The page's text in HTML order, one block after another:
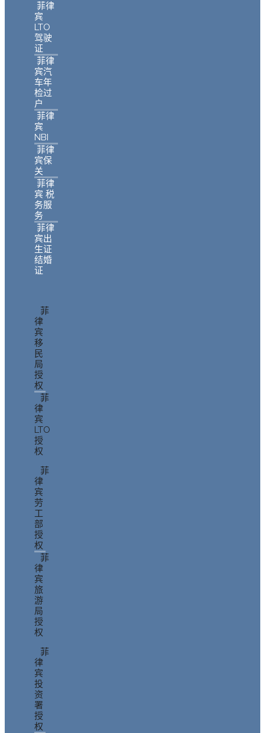
菲律
宾
LTO
驾驶
证
菲律
宾汽
车年
检过
户
菲律
宾
NBI
菲律
宾保
关
菲律
宾 税
务服
务
菲律
宾出
生证
结婚
证
菲
律
宾
移
民
局
授
权
菲
律
宾
LTO
授
权
菲
律
宾
劳
工
部
授
权
菲
律
宾
旅
游
局
授
权
菲
律
宾
投
资
署
授
权